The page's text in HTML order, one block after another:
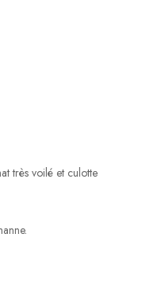
très voilé et culotte